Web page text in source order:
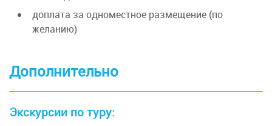
Лютеция, на острове появился дворец
губернатора, а на Левом Берегу – арена и
На острове Сите находится
знаменитый Нотр-Дам-Де-Пари, а Латинский
парижан. Гуляя по Латинскому кварталу, не
доплата за одноместное размещение (по
желанию)
Дополнительно
Экскурсии по туру: